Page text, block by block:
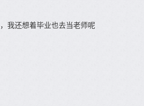
我还想着毕业也去当老师呢